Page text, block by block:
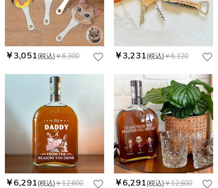
￥3,051(税込)￥6,300 ￥3,231(税込)￥6,120
￥6,291(税込)￥12,600 ￥6,291(税込)￥12,600